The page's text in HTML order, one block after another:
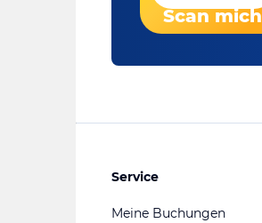
Scan mich
Service
Meine Buchungen